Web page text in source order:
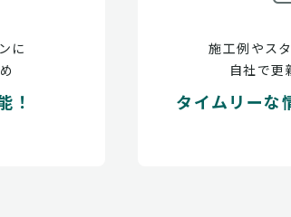
に
！
施工例やス
自社で更
タイムリーな